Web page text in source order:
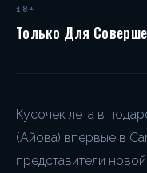
18+
Только Для
Кусочек лета в
(Айова) впервые в
представители